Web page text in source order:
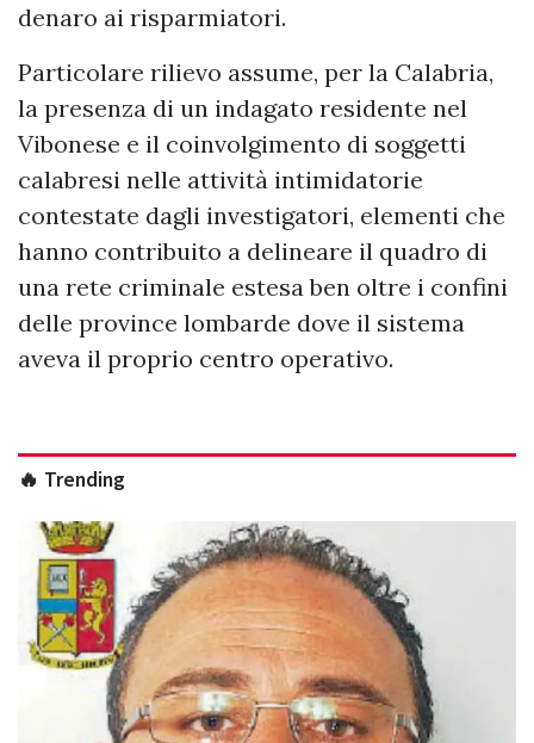
denaro ai risparmiatori.
Particolare rilievo assume, per la Calabria,
la presenza di un indagato residente nel
Vibonese e il coinvolgimento di soggetti
calabresi nelle attività intimidatorie
contestate dagli investigatori, elementi che
hanno contribuito a delineare il quadro di
una rete criminale estesa ben oltre i confini
delle province lombarde dove il sistema
aveva il proprio centro operativo.
🔥 Trending